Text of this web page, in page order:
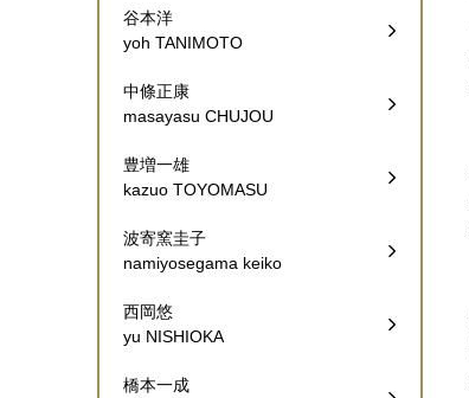
谷本洋
yoh TANIMOTO
中條正康
masayasu CHUJOU
豊増一雄
kazuo TOYOMASU
波寄窯圭子
namiyosegama keiko
西岡悠
yu NISHIOKA
橋本一成